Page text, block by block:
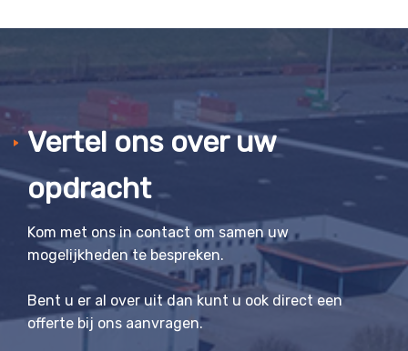
Vertel ons over uw
opdracht
Kom met ons in contact om samen uw
mogelijkheden te bespreken.
Bent u er al over uit dan kunt u ook direct een
offerte bij ons aanvragen.